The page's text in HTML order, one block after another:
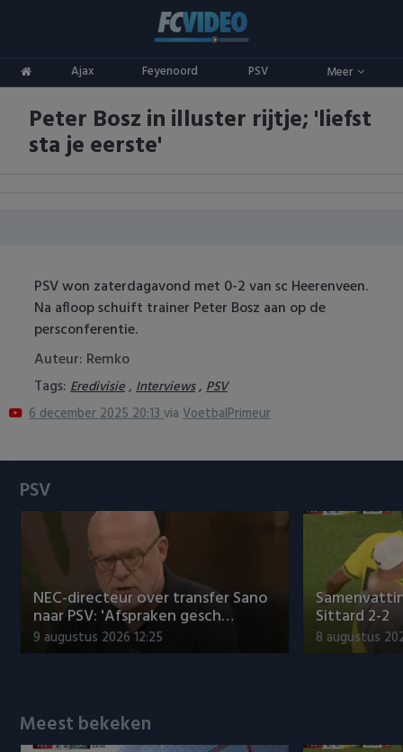
Ajax Feyenoord PSV Meer
ADO Den Haag
Ajax
FC Twente
FC Utrecht
Feyenoord
Heracles Almelo
NAC Breda
PEC Zwolle
Roda JC
SC Heerenveen
Vitesse
Competities
Eredivisie
Keuken Kampioen Divisie
Vrouwenvoetbal
Champions League
Europa League
Conference League
Oranje
Peter Bosz in illuster rijtje; 'liefst
sta je eerste'
PSV won zaterdagavond met 0-2 van sc Heerenveen.
Na afloop schuift trainer Peter Bosz aan op de
persconferentie.
Auteur: Remko
Tags: Eredivisie, Interviews, PSV
6 december 2025 20:13via VoetbalPrimeur
PSV
NEC-directeur over transfer Sano
naar PSV: 'Afspraken gesch…
9 augustus 2026 12:25
Sittard 2-2
8 augustus
Meest bekeken